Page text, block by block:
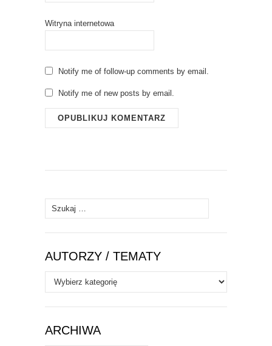
Witryna internetowa
Notify me of follow-up comments by email.
Notify me of new posts by email.
Szukaj:
AUTORZY / TEMATY
Autorzy
/
Tematy
ARCHIWA